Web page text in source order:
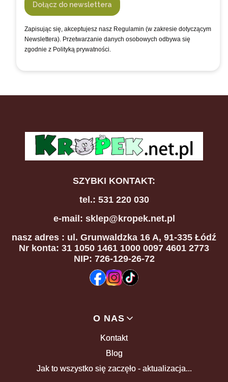
Dołącz do newslettera
Zapisując się, akceptujesz nasz Regulamin (w zakresie dotyczącym
Newslettera). Przetwarzanie danych osobowych odbywa się
zgodnie z Polityką prywatności.
SZYBKI KONTAKT:
tel.: 531 220 030
e-mail: sklep@kropek.net.pl
nasz adres : ul. Grunwaldzka 16 A, 91-335 Łódź
Nr konta: 31 1050 1461 1000 0097 4601 2773
NIP: 726-129-26-72
O NAS
Kontakt
Blog
Jak to wszystko się zaczęło - aktualizacja...